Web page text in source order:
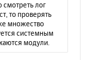
смотреть лог
то проверять
множество
системным
модули.